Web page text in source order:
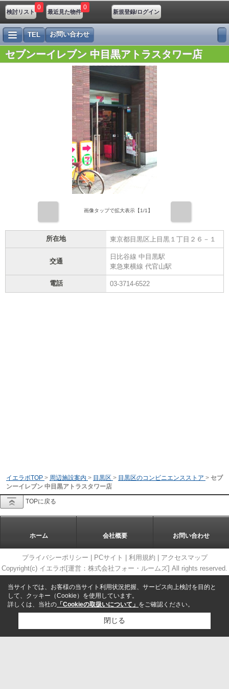
検討リスト
0
最近見た物件
0
新規登録/ログイン
TEL お問い合わせ
セブンーイレブン 中目黒アトラスタワー店
画像タップで拡大表示【1/1】
所在地 東京都目黒区上目黒１丁目２６－１
交通
日比谷線 中目黒駅
東急東横線 代官山駅
電話 03-3714-6522
イエラボTOP > 周辺施設案内 > 目黒区 > 目黒区のコンビニエンスストア > セブ
ンーイレブン 中目黒アトラスタワー店
TOPに戻る
ホーム 会社概要 お問い合わせ
プライバシーポリシー PCサイト 利用規約
アクセスマップ
Copyright(c) イエラボ[運営：株式会社フォー・ルームズ] All rights reserved.
当サイトでは、お客様の当サイト利用状況把握、サービス向上検討を目的と
して、クッキー（Cookie）を使用しています。
詳しくは、当社の 「Cookieの取扱いについて」 をご確認ください。
閉じる